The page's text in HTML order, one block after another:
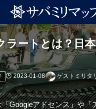
ラートとは？日
2023-01-08 ゲストミリタ
Googleアドセンス」や「